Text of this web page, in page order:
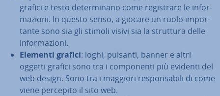
grafici e testo de­ter­mi­na­no come re­gi­stra­re le in­for­
ma­zio­ni. In questo senso, a giocare un ruolo im­por­
tan­te sono sia gli stimoli visivi sia la struttura delle
in­for­ma­zio­ni.
Elementi grafici: loghi, pulsanti, banner e altri
oggetti grafici sono tra i com­po­nen­ti più evidenti del
web design. Sono tra i maggiori re­spon­sa­bi­li di come
viene percepito il sito web.